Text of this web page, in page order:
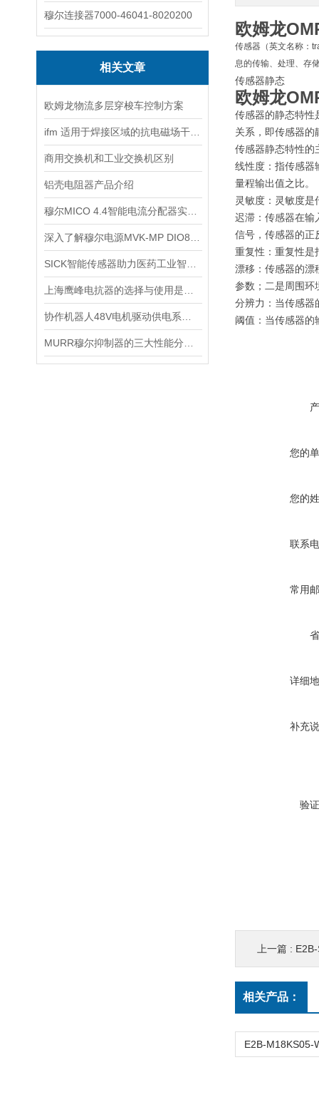
穆尔连接器7000-46041-8020200
相关文章
欧姆龙物流多层穿梭车控制方案
商用交换机和工业交换机区别
铝壳电阻器产品介绍
欧姆龙
传感器（英文名称：
息的传输、处理、存
传感器静态
欧姆龙
传感器的静态特性
关系，即传感器的
传感器静态特性的
线性度：指传感器
量程输出值之比。
灵敏度：灵敏度
迟滞：传感器在输
信号，传感器的正
重复性：重复性是
漂移：传感器的漂
参数；二是周围环
分辨力：当传感器
阈值：当传感器的
您的
您的
联系
常用
详细
补充
验
上一篇 : E2B-
相关产品：